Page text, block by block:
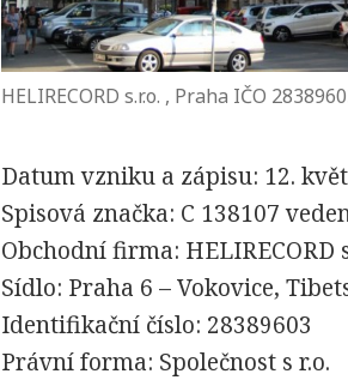
HELIRECORD s.r.o. , Praha IČO
Datum vzniku a zápisu: 12.
Spisová značka: C 138107
Obchodní firma: HELIRECORD
Sídlo: Praha 6 – Vokovice,
Identifikační číslo: 28389603
Právní forma: Společnost s r.o.